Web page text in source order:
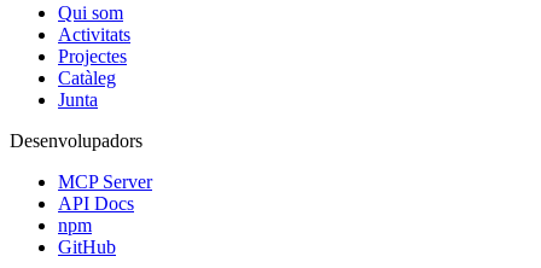
Qui som
Activitats
Projectes
Catàleg
Junta
Desenvolupadors
MCP Server
API Docs
npm
GitHub